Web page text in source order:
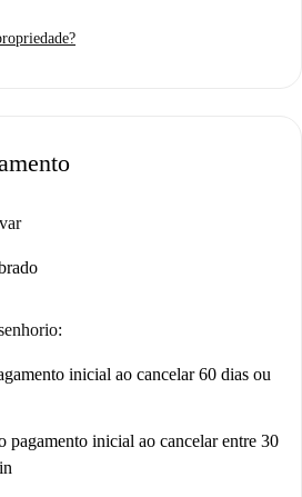
para indivíduos ou casais.
disso, encontrará restaurantes deliciosos
do dia a dia como o mercado
todos os anúncios passam por uma
inicial ao cancelar 60 dias ou
pagamento inicial ao cancelar entre 30